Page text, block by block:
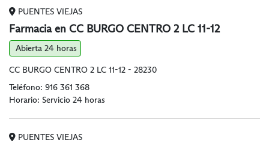
PUENTES VIEJAS
Farmacia en CC BURGO CENTRO 2 LC 11-12
Abierta 24 horas
CC BURGO CENTRO 2 LC 11-12 - 28230
Teléfono: 916 361 368
Horario: Servicio 24 horas
PUENTES VIEJAS